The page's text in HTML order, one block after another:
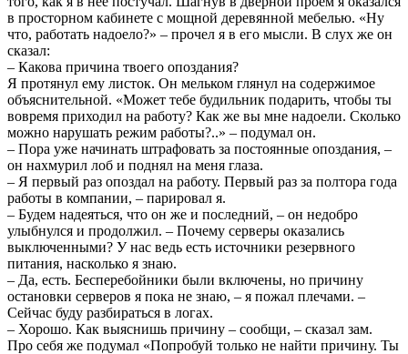
в просторном кабинете с мощной деревянной мебелью. «Ну
что, работать надоело?» – прочел я в его мысли. В слух же он
сказал:
– Какова причина твоего опоздания?
Я протянул ему листок. Он мельком глянул на содержимое
объяснительной. «Может тебе будильник подарить, чтобы ты
вовремя приходил на работу? Как же вы мне надоели. Сколько
можно нарушать режим работы?..» – подумал он.
– Пора уже начинать штрафовать за постоянные опоздания, –
он нахмурил лоб и поднял на меня глаза.
– Я первый раз опоздал на работу. Первый раз за полтора года
работы в компании, – парировал я.
– Будем надеяться, что он же и последний, – он недобро
улыбнулся и продолжил. – Почему серверы оказались
выключенными? У нас ведь есть источники резервного
питания, насколько я знаю.
– Да, есть. Бесперебойники были включены, но причину
остановки серверов я пока не знаю, – я пожал плечами. –
Сейчас буду разбираться в логах.
– Хорошо. Как выяснишь причину – сообщи, – сказал зам.
Про себя же подумал «Попробуй только не найти причину. Ты